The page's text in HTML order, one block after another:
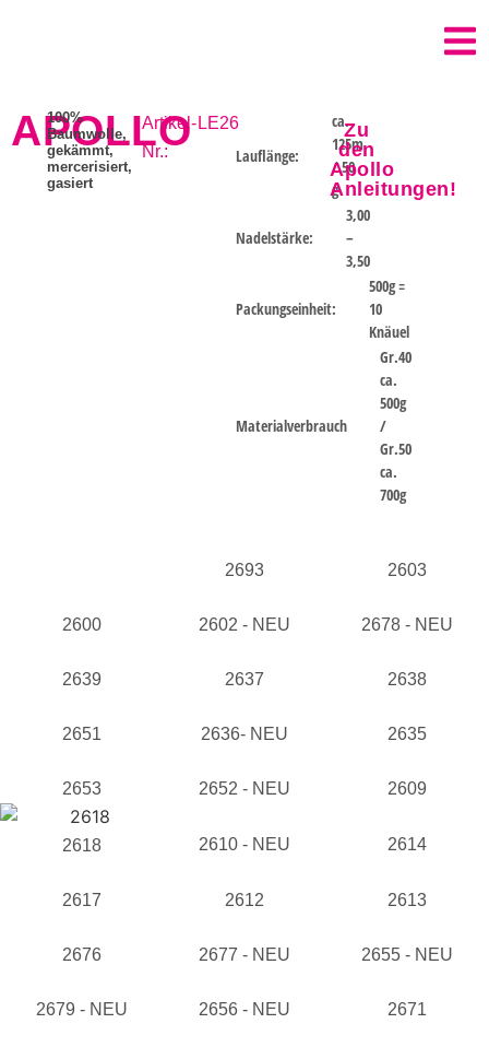
APOLLO
100%
Baumwolle,
gekämmt,
mercerisiert,
gasiert
Artikel-
Nr.:
LE26
Lauflänge:
ca.
125m
/ 50
g
Nadelstärke:
3,00
–
3,50
Packungseinheit:
500g =
10
Knäuel
Materialverbrauch
Gr.40
ca.
500g
/
Gr.50
ca.
700g
Zu
den
Apollo
Anleitungen!
2693 2603
2600 2602 - NEU 2678 - NEU
2639 2637 2638
2651 2636- NEU 2635
2653 2652 - NEU 2609
2618 2610 - NEU 2614
2617 2612 2613
2676 2677 - NEU 2655 - NEU
2679 - NEU 2656 - NEU 2671